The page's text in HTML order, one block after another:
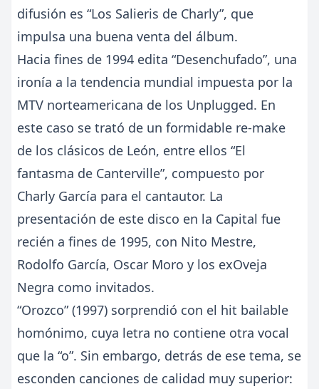
difusión es “Los Salieris de Charly”, que
impulsa una buena venta del álbum.
Hacia fines de 1994 edita “Desenchufado”, una
ironía a la tendencia mundial impuesta por la
MTV norteamericana de los Unplugged. En
este caso se trató de un formidable re-make
de los clásicos de León, entre ellos “El
fantasma de Canterville”, compuesto por
Charly García para el cantautor. La
presentación de este disco en la Capital fue
recién a fines de 1995, con Nito Mestre,
Rodolfo García, Oscar Moro y los exOveja
Negra como invitados.
“Orozco” (1997) sorprendió con el hit bailable
homónimo, cuya letra no contiene otra vocal
que la “o”. Sin embargo, detrás de ese tema, se
esconden canciones de calidad muy superior: